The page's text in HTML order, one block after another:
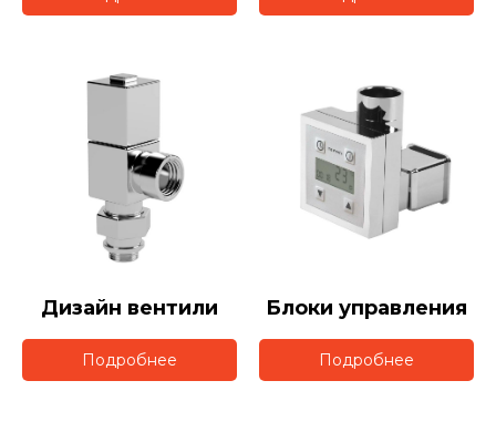
Дизайн вентили
Подробнее
Блоки управления
Подробнее